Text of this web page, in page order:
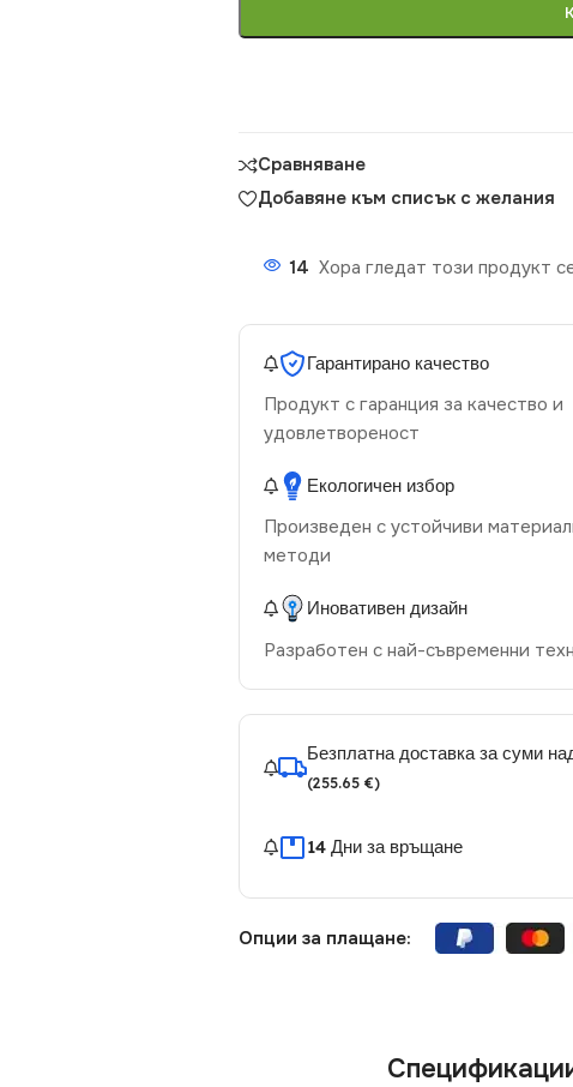
Сравняване
Добавяне към списък с желания
14 Хора гледат този продукт
Гарантирано качество
Продукт с гаранция за качество и
удовлетвореност
Екологичен избор
Произведен с устойчиви
методи
Иновативен дизайн
Разработен с най-съвременни
Безплатна доставка за суми
(255.65 €)
14 Дни за връщане
Опции за плащане: